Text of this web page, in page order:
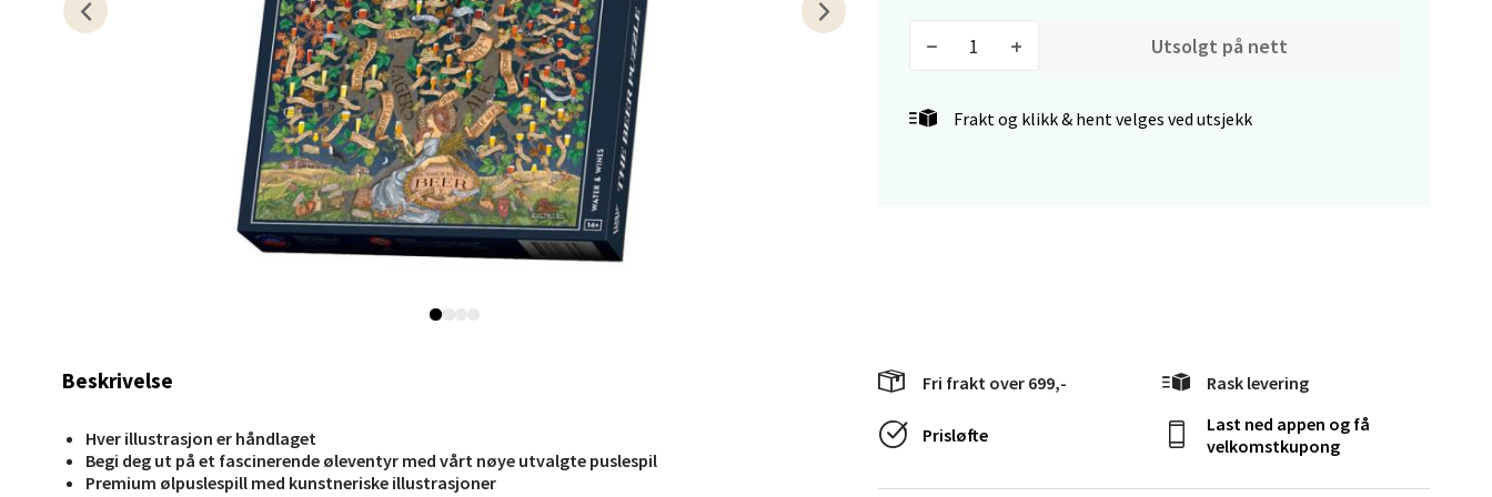
Utsolgt på nett
Frakt og klikk & hent velges ved utsjekk
Beskrivelse
Hver illustrasjon er håndlaget
Begi deg ut på et fascinerende øleventyr med vårt nøye utvalgte puslespil
Premium ølpuslespill med kunstneriske illustrasjoner
Fri frakt over 699,- Rask levering
Prisløfte
Last ned appen og få
velkomstkupong
Bergen - Horisont
Myrdalsvegen 2, 5130 Nyborg
Åpent i dag 10-21
0 i butikk
Sandefjord - Hvaltorvet
Tromsø - Jekta Storsenter